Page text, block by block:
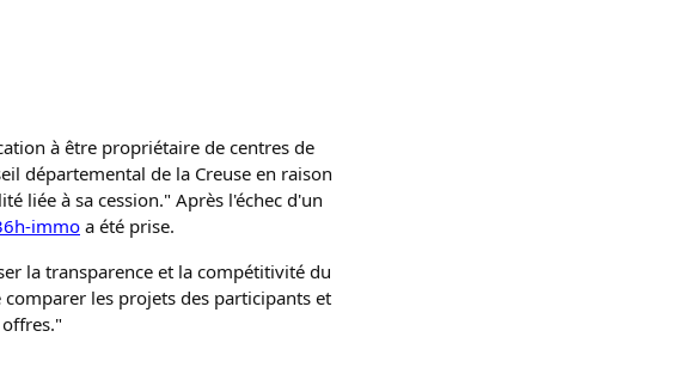
à être propriétaire de centres de
départemental de la Creuse en raison
liée à sa cession." Après l'échec d'un
immo a été prise.
la transparence et la compétitivité du
les projets des participants et